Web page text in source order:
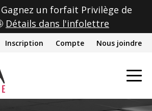
Gagnez un forfait Privilège de
Détails dans l'infolettre
Inscription Compte Nous joindre